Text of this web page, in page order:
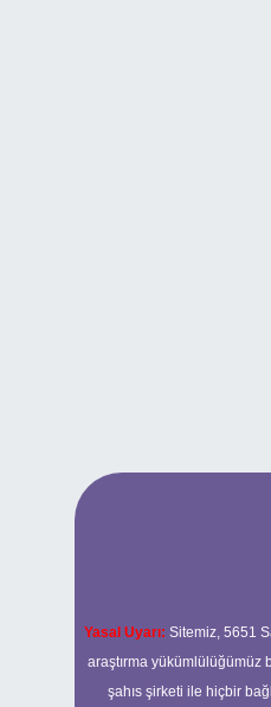
Yasal Uyarı: Sitemiz, 5651
araştırma yükümlülüğümüz
şahıs şirketi ile hiçbir